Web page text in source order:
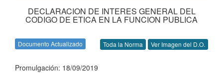
DECLARACION DE INTERES GENERAL DEL
CODIGO DE ETICA EN LA FUNCION PUBLICA
Documento Actualizado Toda la Norma Ver Imagen del D.O.
Promulgación: 18/09/2019